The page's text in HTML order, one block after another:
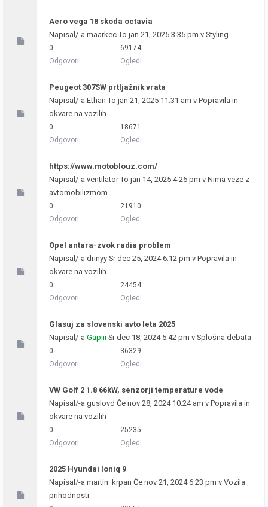
Aero vega 18 skoda octavia
Napisal/-a maarkecTo jan 21, 2025 3:35 pm v Styling
0
Odgovori
69174
Ogledi
Peugeot 307SW prtljažnik vrata
Napisal/-a Ethan To jan 21, 2025 11:31 am v Popravila in
okvare na vozilih
0
Odgovori
18671
Ogledi
https://www.motoblouz.com/
Napisal/-a ventilatorTo jan 14, 2025 4:26 pm v Nima veze z
avtomobilizmom
0
Odgovori
21910
Ogledi
Opel antara-zvok radia problem
Napisal/-a drinyy Sr dec 25, 2024 6:12 pm v Popravila in
okvare na vozilih
0
Odgovori
24454
Ogledi
Glasuj za slovenski avto leta 2025
Napisal/-a Gapiii Sr dec 18, 2024 5:42 pm v Splošna debata
0
Odgovori
36329
Ogledi
VW Golf 2 1.8 66kW, senzorji temperature vode
Napisal/-a guslovd Če nov 28, 2024 10:24 am v Popravila in
okvare na vozilih
0
Odgovori
25235
Ogledi
2025 Hyundai Ioniq 9
Napisal/-a martin_krpan Če nov 21, 2024 6:23 pm v Vozila
prihodnosti